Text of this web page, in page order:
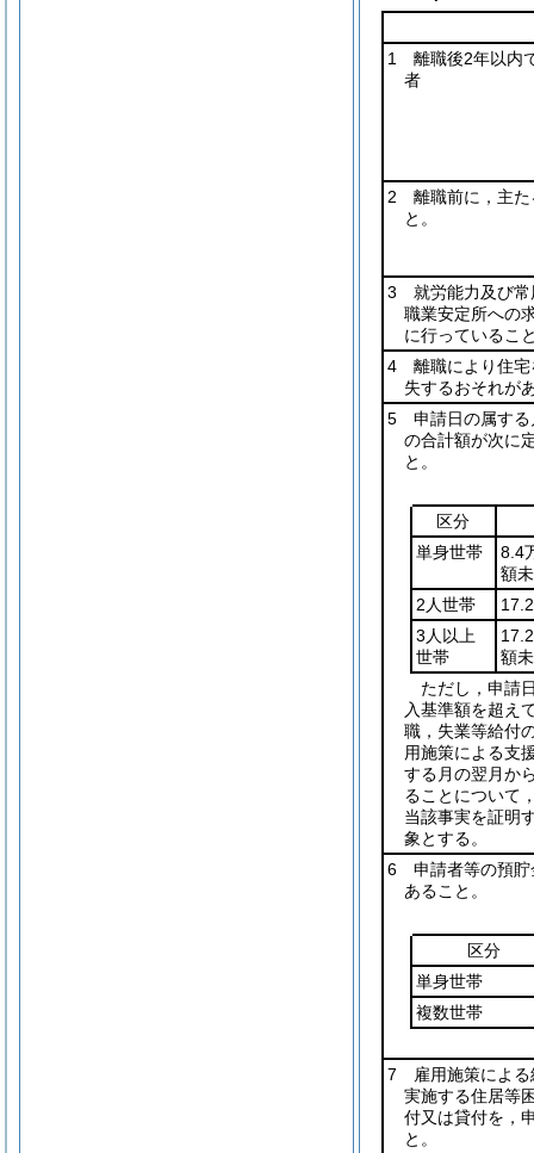
1 離職後2年以内
者
2 離職前に，主た
と。
3 就労能力及び常
職業安定所への
に行っているこ
4 離職により住宅
失するおそれが
5 申請日の属する
の合計額が次に
と。
区分
単身世帯
8.4
額
2人世帯
3人以上
世帯
額
ただし，申請
入基準額を超え
職，失業等給付
用施策による支
する月の翌月か
ることについて
当該事実を証明
象とする。
6 申請者等の預貯
あること。
区分
単身世帯
複数世帯
7 雇用施策による
実施する住居等
付又は貸付を，
と。